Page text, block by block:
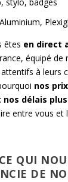
êtes en direct
équipé de
à leurs
nos
nos délais
entre vous et
QUI
DE